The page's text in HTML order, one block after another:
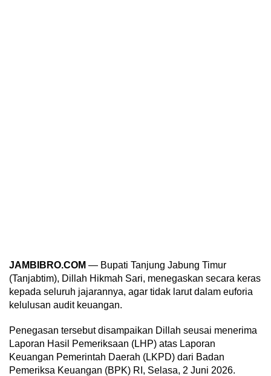
JAMBIBRO.COM — Bupati Tanjung Jabung Timur
(Tanjabtim), Dillah Hikmah Sari, menegaskan secara keras
kepada seluruh jajarannya, agar tidak larut dalam euforia
kelulusan audit keuangan.
Penegasan tersebut disampaikan Dillah seusai menerima
Laporan Hasil Pemeriksaan (LHP) atas Laporan
Keuangan Pemerintah Daerah (LKPD) dari Badan
Pemeriksa Keuangan (BPK) RI, Selasa, 2 Juni 2026.